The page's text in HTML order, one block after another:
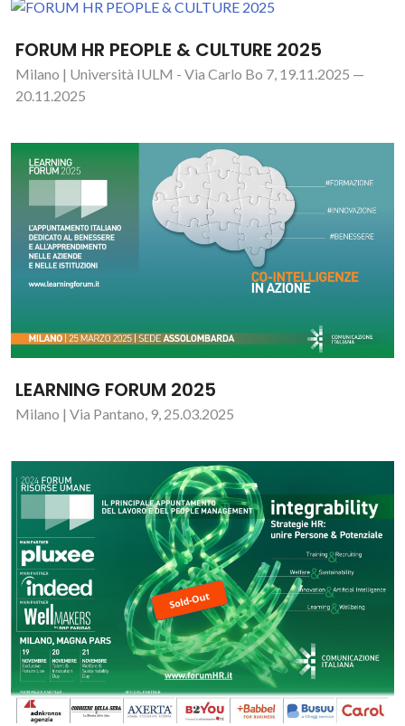
FORUM HR PEOPLE & CULTURE 2025
Milano | Università IULM - Via Carlo Bo 7, 19.11.2025 —
20.11.2025
LEARNING FORUM 2025
Milano | Via Pantano, 9, 25.03.2025